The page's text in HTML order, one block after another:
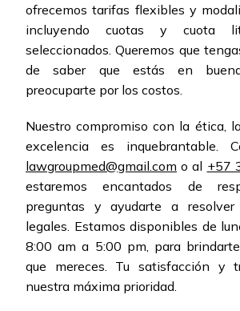
ofrecemos tarifas flexibles y
incluyendo cuotas y cuota
seleccionados. Queremos que
de saber que estás en
preocuparte por los costos.
Nuestro compromiso con la ética,
excelencia es inquebrantable.
lawgroupmed@gmail.com o al +57
estaremos encantados de
preguntas y ayudarte a resolver
legales. Estamos disponibles de
8:00 am a 5:00 pm, para
que mereces. Tu satisfacción y
nuestra máxima prioridad.